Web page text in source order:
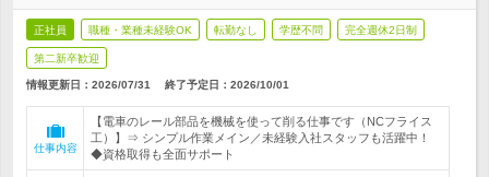
正社員 職種・業種未経験OK 転勤なし 学歴不問 完全週休2日制
第二新卒歓迎
情報更新日：2026/07/31 終了予定日： 2026/10/01
仕事内容
【電車のレール部品を機械を使って削る仕事です（NCフライス
工）】⇒ シンプル作業メイン／未経験入社スタッフも活躍中！
◆資格取得も全面サポート